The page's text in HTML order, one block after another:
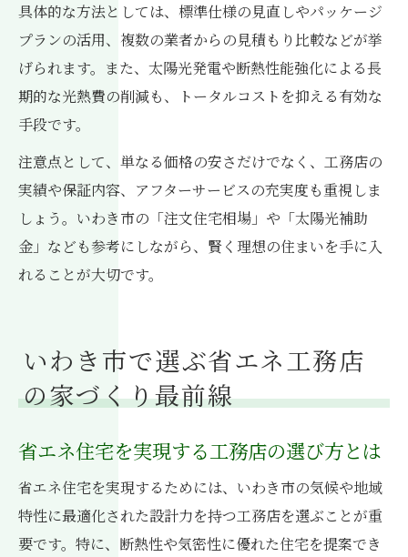
具体的な方法としては、標準仕様の見直しやパッケージ
プランの活用、複数の業者からの見積もり比較などが挙
げられます。また、太陽光発電や断熱性能強化による長
期的な光熱費の削減も、トータルコストを抑える有効な
手段です。
注意点として、単なる価格の安さだけでなく、工務店の
実績や保証内容、アフターサービスの充実度も重視しま
しょう。いわき市の「注文住宅相場」や「太陽光補助
金」なども参考にしながら、賢く理想の住まいを手に入
れることが大切です。
いわき市で選ぶ省エネ工務店
の家づくり最前線
省エネ住宅を実現する工務店の選び方とは
省エネ住宅を実現するためには、いわき市の気候や地域
特性に最適化された設計力を持つ工務店を選ぶことが重
要です。特に、断熱性や気密性に優れた住宅を提案でき